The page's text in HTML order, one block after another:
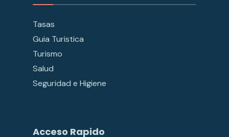
Tasas
Guia Turistica
Turismo
Salud
Seguridad e Higiene
Acceso Rapido